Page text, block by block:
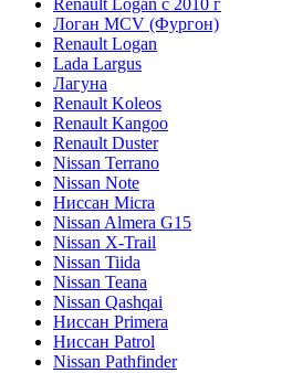
Renault Logan c 2010 г
Логан МСV (Фургон)
Renault Logan
Lada Largus
Лагуна
Renault Koleos
Renault Kangoo
Renault Duster
Nissan Terrano
Nissan Note
Ниссан Micra
Nissan Almera G15
Nissan X-Trail
Nissan Tiida
Nissan Teana
Nissan Qashqai
Ниссан Primera
Ниссан Patrol
Nissan Pathfinder